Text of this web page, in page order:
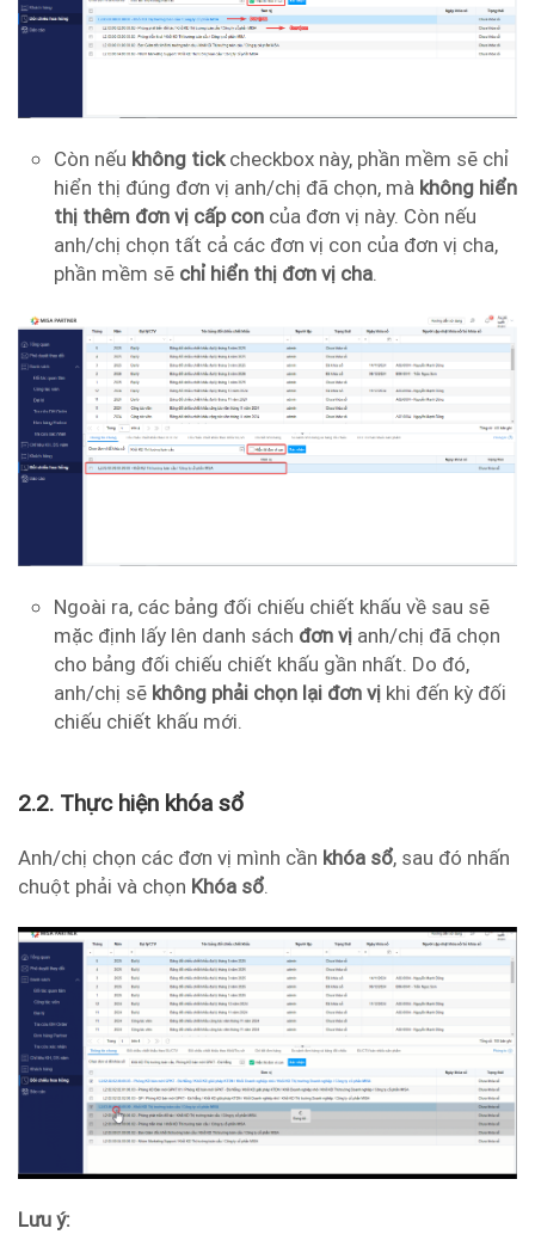
Còn nếu không tickcheckbox này, phần mềm sẽ chỉ
hiển thị đúng đơn vị anh/chị đã chọn, mà không hiển
thị thêm đơn vị cấp con của đơn vị này. Còn nếu
anh/chị chọn tất cả các đơn vị con của đơn vị cha,
phần mềm sẽ chỉ hiển thị đơn vị cha.
Ngoài ra, các bảng đối chiếu chiết khấu về sau sẽ
mặc định lấy lên danh sách đơn vị anh/chị đã chọn
cho bảng đối chiếu chiết khấu gần nhất. Do đó,
anh/chị sẽ không phải chọn lại đơn vị khi đến kỳ đối
chiếu chiết khấu mới.
2.2. Thực hiện khóa sổ
Anh/chị chọn các đơn vị mình cần khóa sổ, sau đó nhấn
chuột phải và chọn Khóa sổ.
Lưu ý: